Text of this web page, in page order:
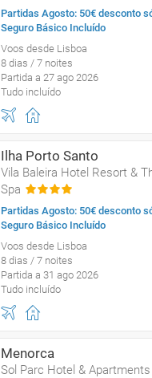
Partidas Agosto: 50€ desconto
Seguro Básico Incluído
Voos desde Lisboa
8 dias / 7 noites
Partida a 27 ago 2026
Tudo incluído
Ilha Porto Santo
Vila Baleira Hotel Resort &
Spa
Partidas Agosto: 50€ desconto
Seguro Básico Incluído
Voos desde Lisboa
8 dias / 7 noites
Partida a 31 ago 2026
Tudo incluído
Menorca
Sol Parc Hotel & Apartments